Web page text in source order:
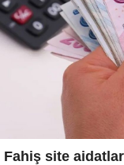
Fahiş site